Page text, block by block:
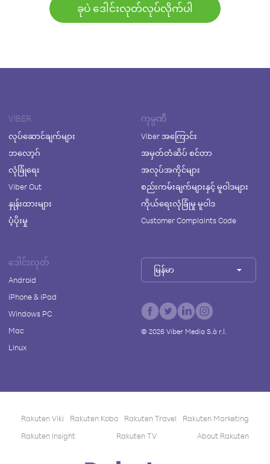
ခုပဲ ဒေါင်းလုတ်လုပ်လိုက်ပါ
VIBER
လုပ်ဆောင်ချက်များ
ဘလော့ဂ်
လုံခြုံရေး
Viber Out
နှုန်းထားများ
ပံ့ပိုးမှု
ကုမ္ပဏီ
Viber အကြောင်း
အမှတ်တံဆိပ် စင်တာ
အလုပ်အကိုင်များ
စည်းကမ်းချက်များနှင့် မူဝါဒများ
ကိုယ်ရေးလုံခြုံမှု မူဝါဒ
Customer Complaints Code
ဒေါင်းလုတ်
Android
iPhone & iPad
Windows PC
Mac
Linux
မြန်မာ
© 2026Viber Media S.à r.l.
Rakuten Viki Rakuten Kobo Rakuten Travel
Rakuten Marketing
Rakuten Insight
Rakuten TV About Rakuten